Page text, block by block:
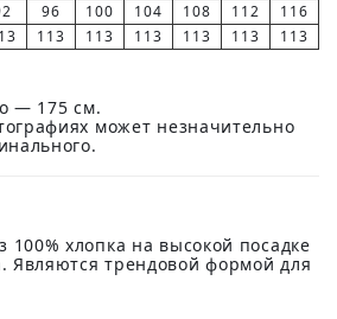
96 100 104 108 112
116
113 113 113 113 113 113
— 175 см.
может незначительно
хлопка на высокой посадке
Являются трендовой формой для